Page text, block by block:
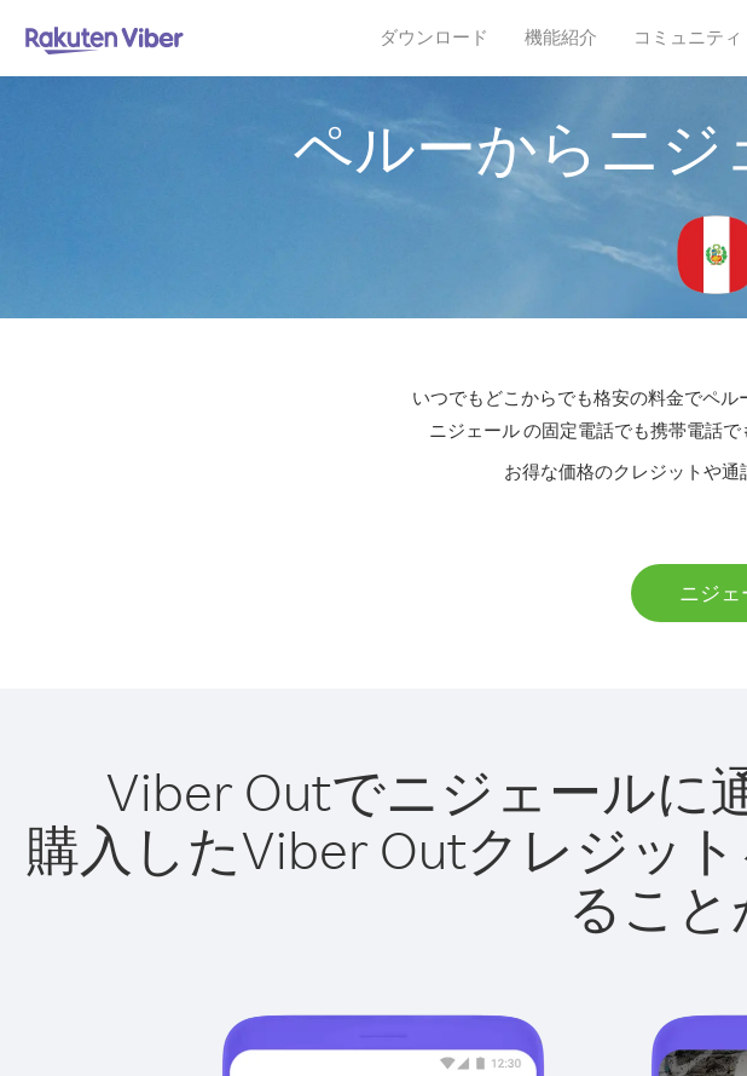
ダウンロード 機能紹介 コミュニティ
ペルーからニジ
いつでもどこからでも格安の料金でペル
ニジェール の固定電話でも携帯電話で
お得な価格のクレジットや通
ニジ
Viber Outでニジェールに
購入したViber Outクレジッ
ること